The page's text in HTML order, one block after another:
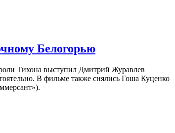
Белогорью
Тихона выступил Дмитрий Журавлев
В фильме также снялись Гоша Куценко